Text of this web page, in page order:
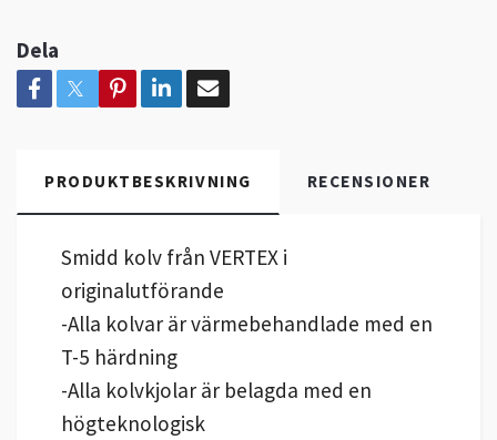
Dela
PRODUKTBESKRIVNING RECENSIONER
Smidd kolv från VERTEX i
originalutförande
-Alla kolvar är värmebehandlade med en
T-5 härdning
-Alla kolvkjolar är belagda med en
högteknologisk